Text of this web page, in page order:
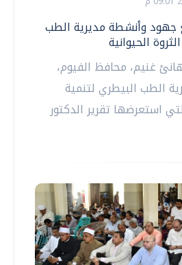
جهود وأنشطة مديرية الطب
الحيوانية
غنيم، محافظ الفيوم،
الطب البيطري لتنمية
استعرضها تقرير الدكتور